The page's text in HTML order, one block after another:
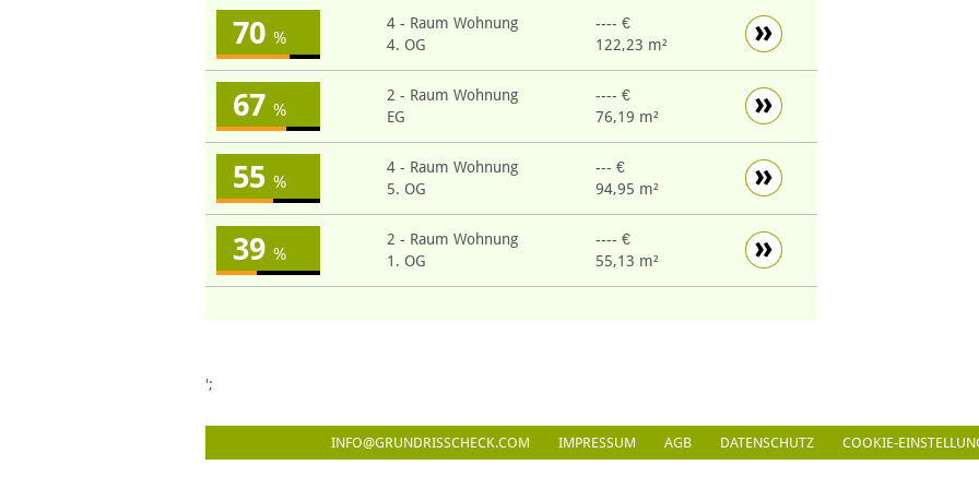
70 %
4 - Raum Wohnung
4. OG
---- €
122,23 m²
67 %
2 - Raum Wohnung
EG
---- €
76,19 m²
55 %
4 - Raum Wohnung
5. OG
--- €
94,95 m²
39 %
2 - Raum Wohnung
1. OG
---- €
55,13 m²
';
INFO@GRUNDRISSCHECK.COM IMPRESSUM AGB DATENSCHUTZ COOKIE-